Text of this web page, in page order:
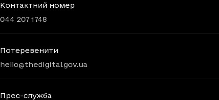
Контактний номер
044 207 1748
Потеревенити
hello@thedigital.gov.ua
Прес-служба